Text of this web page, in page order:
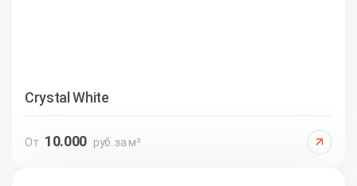
Crystal White
От 10.000 руб. за м²